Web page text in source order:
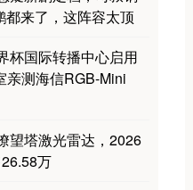
来了，这阵容太顶
杯国际转播中心启用
亲测海信RGB-Mini
望塔激光雷达，2026
万